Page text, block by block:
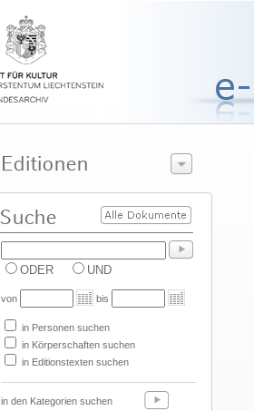
ODER UND
von bis
in Personen suchen
in Körperschaften suchen
in Editionstexten suchen
in den Kategorien suchen